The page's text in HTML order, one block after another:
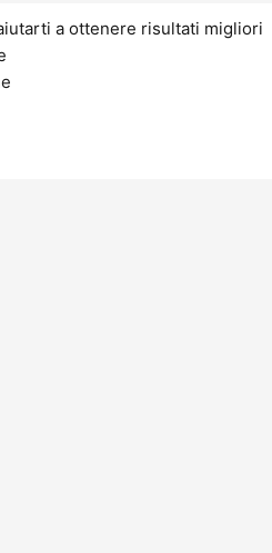
a ottenere risultati migliori